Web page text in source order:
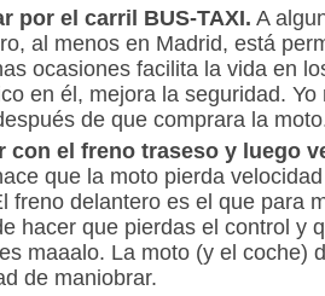
por el carril BUS-TAXI. A
al menos en Madrid, está
ocasiones facilita la vida en
en él, mejora la seguridad.
de que comprara la
con el freno traseso y luego
que la moto pierda
freno delantero es el que para
hacer que pierdas el control y
maaalo. La moto (y el coche)
de maniobrar.